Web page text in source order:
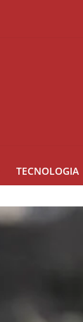
TECNOLOGIA